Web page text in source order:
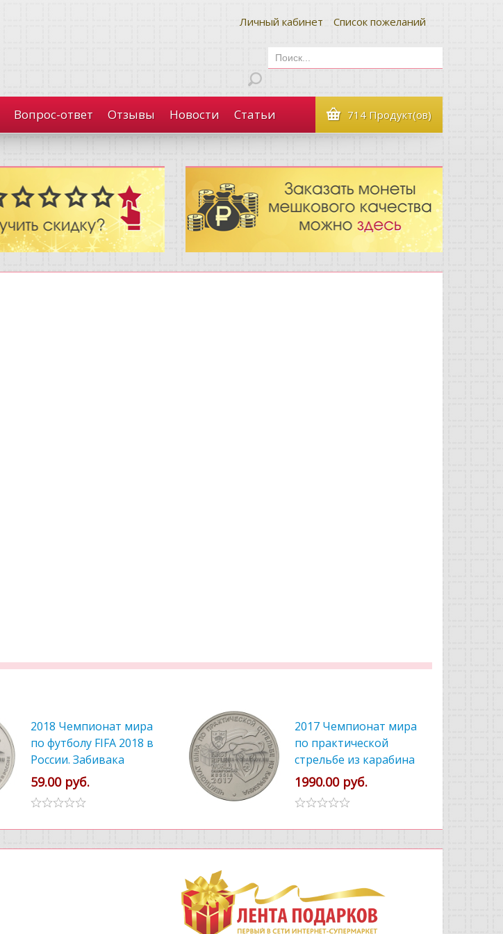
Личный кабинет Список пожеланий
Вопрос-ответ Отзывы Новости Статьи 714 Продукт(ов)
2018 Чемпионат мира
по футболу FIFA 2018 в
России. Забивака
59.00 руб.
2017 Чемпионат мира
по практической
стрельбе из карабина
1990.00 руб.